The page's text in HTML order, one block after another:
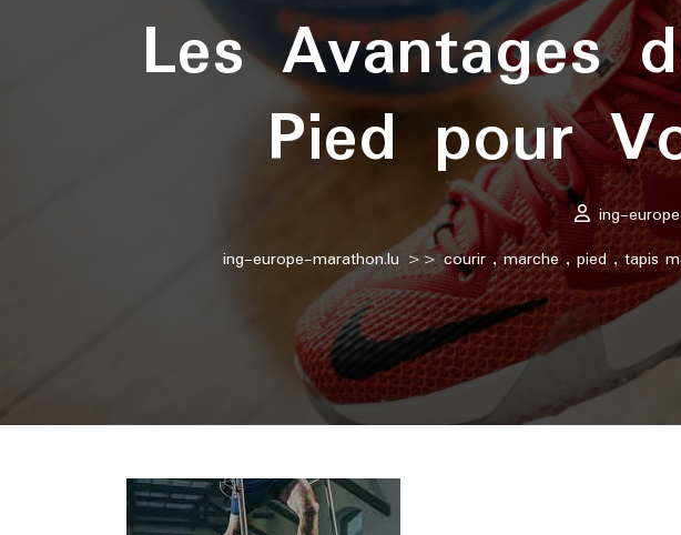
Les Avantages
Pied pour
ing-
ing-europe-marathon.lu >>courir ,marche, pied,tapis